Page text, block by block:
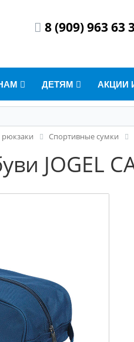
8 (909) 963 63
ДЕТЯМ АКЦИИ
Спортивные сумки
JOGEL